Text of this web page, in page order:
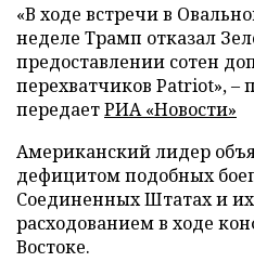
«В ходе встречи в
неделе Трамп отказал
предоставлении сотен
перехватчиков Patriot», –
передаетРИА «Новости»
Американский лидер
дефицитом подобных
Соединенных Штатах и
расходованием в ходе
Востоке.